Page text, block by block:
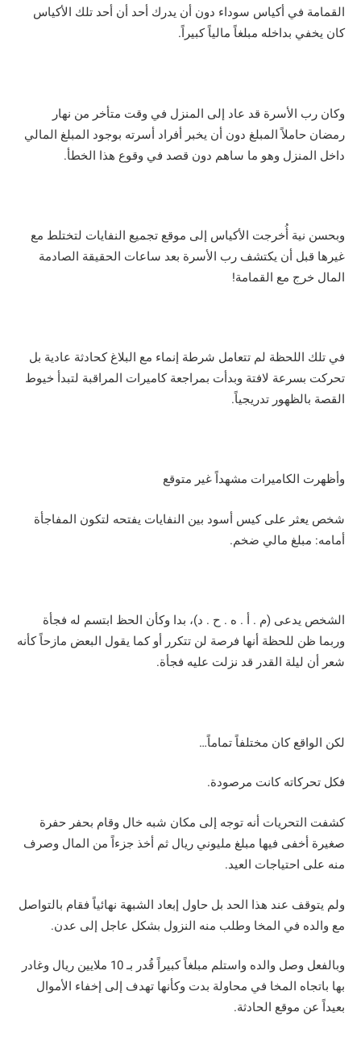
القمامة في أكياس سوداء دون أن يدرك أحد أن أحد تلك الأكياس
كان يخفي بداخله مبلغاً مالياً كبيراً.
وكان رب الأسرة قد عاد إلى المنزل في وقت متأخر من نهار
رمضان حاملاً المبلغ دون أن يخبر أفراد أسرته بوجود المبلغ المالي
داخل المنزل وهو ما ساهم دون قصد في وقوع هذا الخطأ.
وبحسن نية أُخرجت الأكياس إلى موقع تجميع النفايات لتختلط مع
غيرها قبل أن يكتشف رب الأسرة بعد ساعات الحقيقة الصادمة
المال خرج مع القمامة!
في تلك اللحظة لم تتعامل شرطة إنماء مع البلاغ كحادثة عادية بل
تحركت بسرعة لافتة وبدأت بمراجعة كاميرات المراقبة لتبدأ خيوط
القصة بالظهور تدريجياً.
وأظهرت الكاميرات مشهداً غير متوقع
شخص يعثر على كيس أسود بين النفايات يفتحه لتكون المفاجأة
أمامه: مبلغ مالي ضخم.
الشخص يدعى (م . أ . ه . ح . د)، بدا وكأن الحظ ابتسم له فجأة
وربما ظن للحظة أنها فرصة لن تتكرر أو كما يقول البعض مازحاً كأنه
شعر أن ليلة القدر قد نزلت عليه فجأة.
لكن الواقع كان مختلفاً تماماً…
فكل تحركاته كانت مرصودة.
كشفت التحريات أنه توجه إلى مكان شبه خال وقام بحفر حفرة
صغيرة أخفى فيها مبلغ مليوني ريال ثم أخذ جزءاً من المال وصرف
منه على احتياجات العيد.
ولم يتوقف عند هذا الحد بل حاول إبعاد الشبهة نهائياً فقام بالتواصل
مع والده في المخا وطلب منه النزول بشكل عاجل إلى عدن.
وبالفعل وصل والده واستلم مبلغاً كبيراً قُدر بـ 10 ملايين ريال وغادر
بها باتجاه المخا في محاولة بدت وكأنها تهدف إلى إخفاء الأموال
بعيداً عن موقع الحادثة.